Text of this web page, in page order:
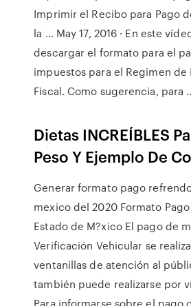
Imprimir el Recibo para Pago
la ... May 17, 2016 · En este
descargar el formato para el
impuestos para el Regimen
Fiscal. Como sugerencia, para
Dietas INCREÍBLES
Peso Y Ejemplo De
Generar formato pago
mexico del 2020 Formato
Estado de M?xico El pago de
Verificación Vehicular se
ventanillas de atención al
también puede realizarse por
Para informarse sobre el pago